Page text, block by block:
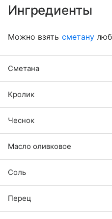
Ингредиенты
Можно взять сметану
Сметана
Кролик
Чеснок
Масло оливковое
Соль
Перец